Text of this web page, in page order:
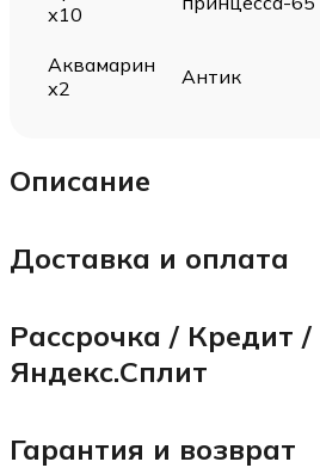
х10
Аквамарин
х2
Антик
Описание
Доставка и оплата
Рассрочка / Кредит
Яндекс.Сплит
Гарантия и возврат